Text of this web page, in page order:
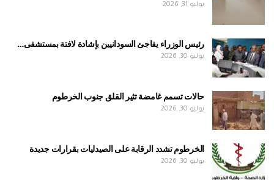
يوليو 31, 2026
رئيس الوزراء يفاجئ السودانيين بإشادة لافتة بمستشفى…
يوليو 30, 2026
حالات تسمم غامضة تثير القلق جنوب الخرطوم
يوليو 30, 2026
الخرطوم تشدد الرقابة على الصيدليات بقرارات جديدة
يوليو 30, 2026